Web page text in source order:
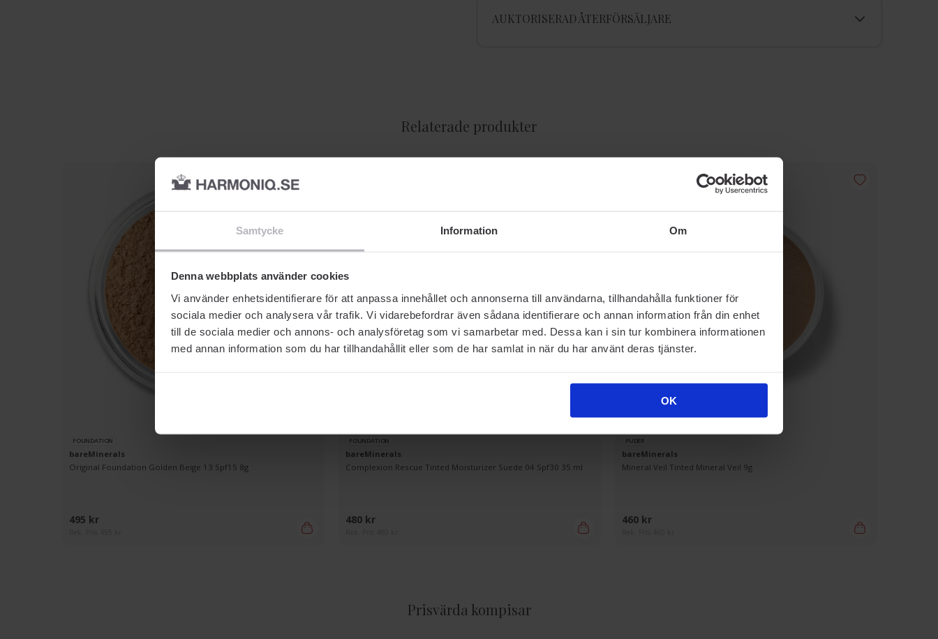
Samtycke Information Om
Denna webbplats använder cookies
Vi använder enhetsidentifierare för att anpassa innehållet och annonserna till användarna, tillhandahålla funktioner för
sociala medier och analysera vår trafik. Vi vidarebefordrar även sådana identifierare och annan information från din enhet
till de sociala medier och annons- och analysföretag som vi samarbetar med. Dessa kan i sin tur kombinera informationen
med annan information som du har tillhandahållit eller som de har samlat in när du har använt deras tjänster.
OK
AUKTORISERAD ÅTERFÖRSÄLJARE
Relaterade produkter
FOUNDATION
bareMinerals
Original Foundation Golden Beige 13 Spf15 8g
495 kr
FOUNDATION
bareMinerals
Complexion Rescue Tinted Moisturizer Suede 04 Spf30 35 ml
480 kr
PUDER
bareMinerals
Mineral Veil Tinted Mineral Veil 9g
460 kr
Prisvärda kompisar